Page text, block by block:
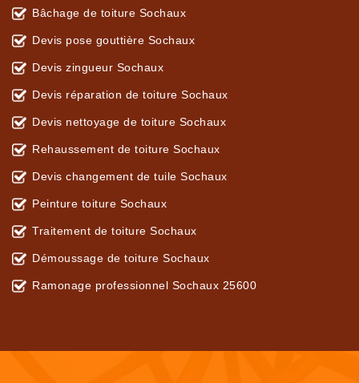
Bâchage de toiture Sochaux
Devis pose gouttière Sochaux
Devis zingueur Sochaux
Devis réparation de toiture Sochaux
Devis nettoyage de toiture Sochaux
Rehaussement de toiture Sochaux
Devis changement de tuile Sochaux
Peinture toiture Sochaux
Traitement de toiture Sochaux
Démoussage de toiture Sochaux
Ramonage professionnel Sochaux 25600